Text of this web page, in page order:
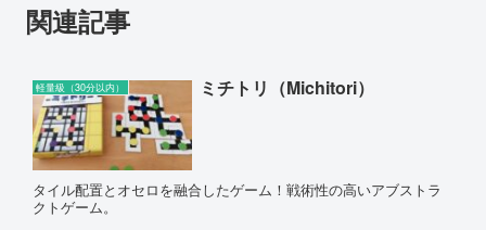
関連記事
軽量級（30分以内） ミチトリ（Michitori）
タイル配置とオセロを融合したゲーム！戦術性の高いアブストラ
クトゲーム。